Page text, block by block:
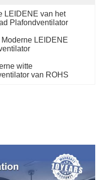
LEIDENE van het
Plafondventilator
LEIDENE
witte
van ROHS